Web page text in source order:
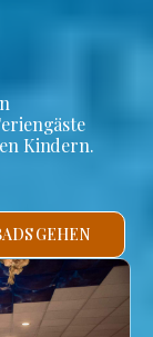
Kindern.
GEHEN